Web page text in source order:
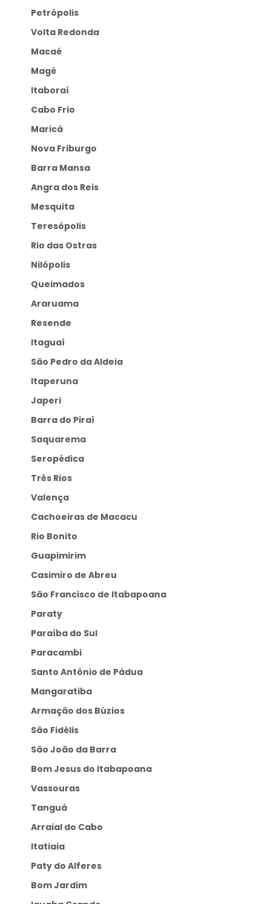
Petrópolis
Volta Redonda
Macaé
Magé
Itaboraí
Cabo Frio
Maricá
Nova Friburgo
Barra Mansa
Angra dos Reis
Mesquita
Teresópolis
Rio das Ostras
Nilópolis
Queimados
Araruama
Resende
Itaguaí
São Pedro da Aldeia
Itaperuna
Japeri
Barra do Piraí
Saquarema
Seropédica
Três Rios
Valença
Cachoeiras de Macacu
Rio Bonito
Guapimirim
Casimiro de Abreu
São Francisco de Itabapoana
Paraty
Paraíba do Sul
Paracambi
Santo Antônio de Pádua
Mangaratiba
Armação dos Búzios
São Fidélis
São João da Barra
Bom Jesus do Itabapoana
Vassouras
Tanguá
Arraial do Cabo
Itatiaia
Paty do Alferes
Bom Jardim